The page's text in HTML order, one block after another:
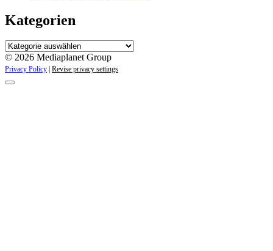
Kategorien
Kategorien
© 2026 Mediaplanet Group
Privacy Policy Revise privacy settings